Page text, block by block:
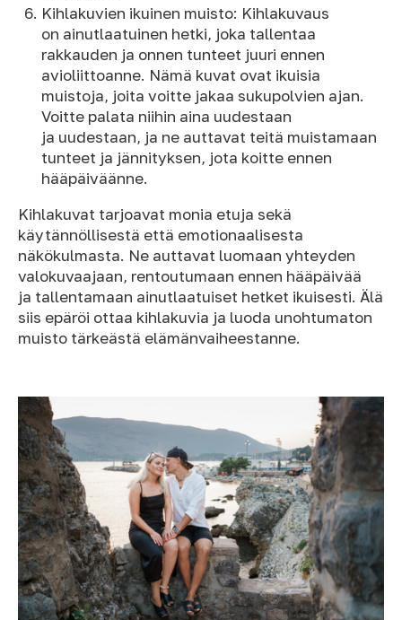
Kihlakuvien ikuinen muisto: Kihlakuvaus
on ainutlaatuinen hetki, joka tallentaa
rakkauden ja onnen tunteet juuri ennen
avioliittoanne. Nämä kuvat ovat ikuisia
muistoja, joita voitte jakaa sukupolvien ajan.
Voitte palata niihin aina uudestaan
ja uudestaan, ja ne auttavat teitä muistamaan
tunteet ja jännityksen, jota koitte ennen
hääpäiväänne.
Kihlakuvat tarjoavat monia etuja sekä
käytännöllisestä että emotionaalisesta
näkökulmasta. Ne auttavat luomaan yhteyden
valokuvaajaan, rentoutumaan ennen hääpäivää
ja tallentamaan ainutlaatuiset hetket ikuisesti. Älä
siis epäröi ottaa kihlakuvia ja luoda unohtumaton
muisto tärkeästä elämänvaiheestanne.